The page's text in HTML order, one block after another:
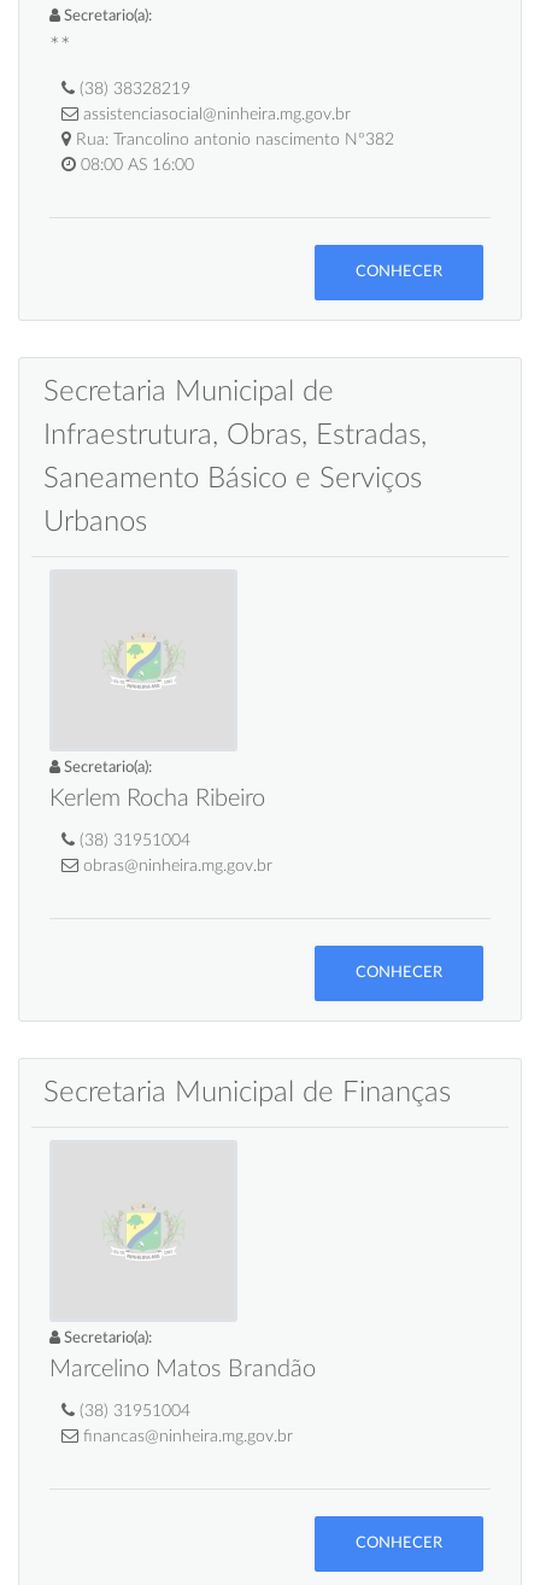
Secretario(a):
**
(38) 38328219
assistenciasocial@ninheira.mg.gov.br
Rua: Trancolino antonio nascimento Nº382
08:00 AS 16:00
CONHECER
Secretaria Municipal de
Infraestrutura, Obras, Estradas,
Saneamento Básico e Serviços
Urbanos
Secretario(a):
Kerlem Rocha Ribeiro
(38) 31951004
obras@ninheira.mg.gov.br
CONHECER
Secretaria Municipal de Finanças
Secretario(a):
Marcelino Matos Brandão
(38) 31951004
financas@ninheira.mg.gov.br
CONHECER